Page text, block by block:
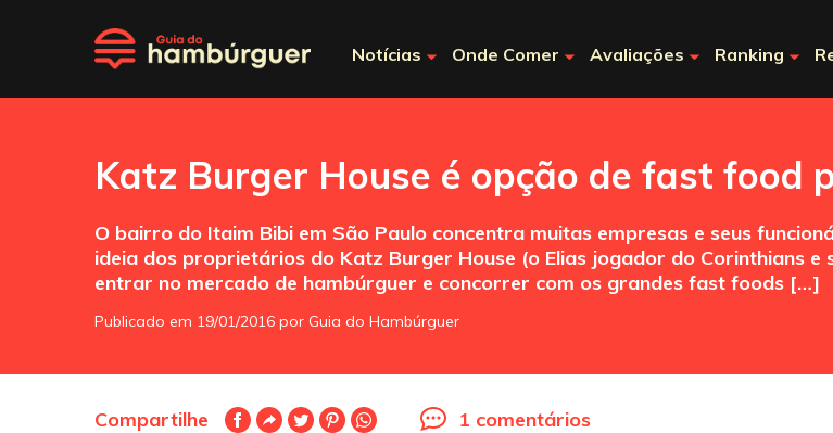
Notícias Onde Comer Avaliações Ranking
Katz Burger House é opção de fast food
O bairro do Itaim Bibi em São Paulo concentra muitas empresas e seus
ideia dos proprietários do Katz Burger House (o Elias jogador do Corinthians
entrar no mercado de hambúrguer e concorrer com os grandes fast foods […]
Publicado em 19/01/2016 por Guia do Hambúrguer
Compartilhe 1 comentários